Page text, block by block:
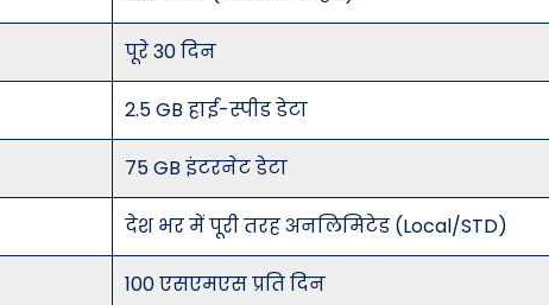
पूरे 30 दिन
2.5 GB हाई-स्पीड डेटा
75 GB इंटरनेट डेटा
देश भर में पूरी तरह अनलिमिटेड (Local/STD)
100 एसएमएस प्रति दिन